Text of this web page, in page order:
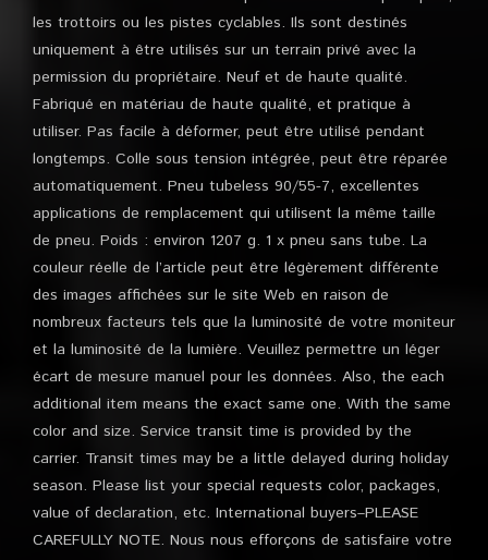
les trottoirs ou les pistes cyclables. Ils sont destinés
uniquement à être utilisés sur un terrain privé avec la
permission du propriétaire. Neuf et de haute qualité.
Fabriqué en matériau de haute qualité, et pratique à
utiliser. Pas facile à déformer, peut être utilisé pendant
longtemps. Colle sous tension intégrée, peut être réparée
automatiquement. Pneu tubeless 90/55-7, excellentes
applications de remplacement qui utilisent la même taille
de pneu. Poids : environ 1207 g. 1 x pneu sans tube. La
couleur réelle de l’article peut être légèrement différente
des images affichées sur le site Web en raison de
nombreux facteurs tels que la luminosité de votre moniteur
et la luminosité de la lumière. Veuillez permettre un léger
écart de mesure manuel pour les données. Also, the each
additional item means the exact same one. With the same
color and size. Service transit time is provided by the
carrier. Transit times may be a little delayed during holiday
season. Please list your special requests color, packages,
value of declaration, etc. International buyers–PLEASE
CAREFULLY NOTE. Nous nous efforçons de satisfaire votre